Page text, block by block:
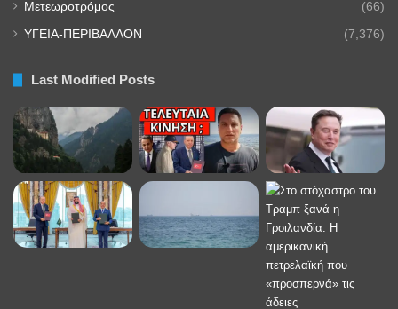
Μετεωροτρόμος (66)
ΥΓΕΙΑ-ΠΕΡΙΒΑΛΛΟΝ (7,376)
Last Modified Posts